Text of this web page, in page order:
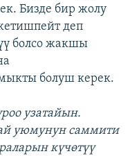
Бизде бир жолу
деп
болсо жакшы
болуш керек.
узатайын.
уюмунун саммити
күчөтүү